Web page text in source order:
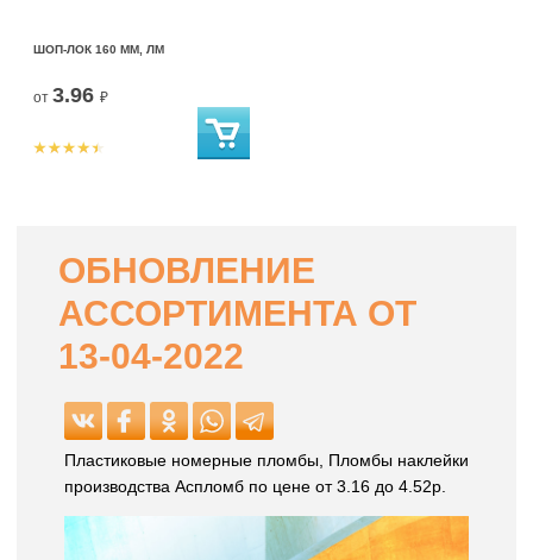
ШОП-ЛОК 160 ММ, ЛМ
от 3.96 ₽
ОБНОВЛЕНИЕ
АССОРТИМЕНТА ОТ
13-04-2022
Пластиковые номерные пломбы, Пломбы наклейки
производства Аспломб по цене от 3.16 до 4.52р.